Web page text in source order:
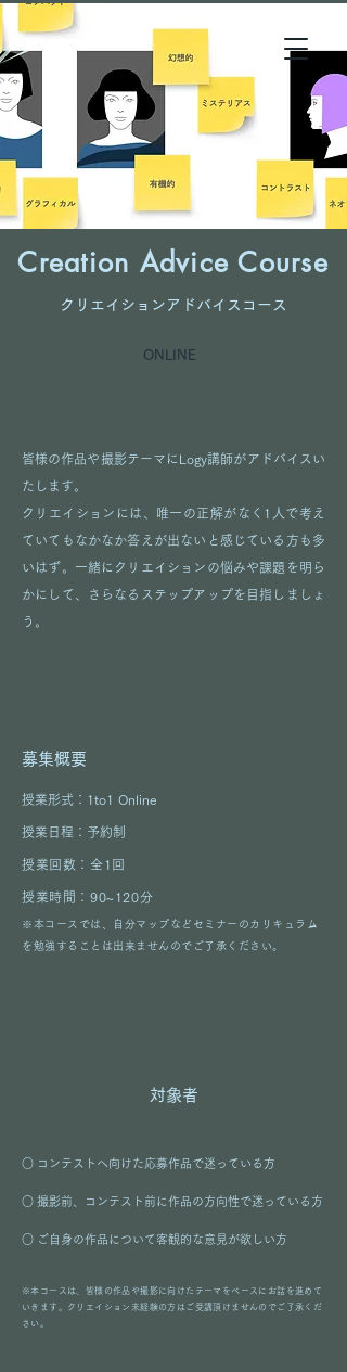
Creation Advice Course
​クリエイションアドバイスコース
ONLINE
皆様の作品や撮影テーマにLogy講師がアドバイスい
たします。
クリエイションには、唯一の正解がなく1人で考え
ていてもなかなか答えが出ないと感じている方も多
いはず。一緒にクリエイションの悩みや課題を明ら
かにして、さらなるステップアップを目指しましょ
う。
​募集概要
​授業形式：1to1 Online​
​授業日程：予約制
授業回数：全1回
​授業時間：90~120分
​​※本コースでは、自分マップなどセミナーのカリキュラム
を勉強することは出来ませんのでご了承ください。
対象者
○ コンテストへ向けた応募作品で迷っている方
○ 撮影前、コンテスト前に作品の方向性で迷っている方​​
​○ ご自身の作品について客観的な意見が欲しい方
※本コースは、皆様の作品や撮影に向けたテーマをベースにお話を進めて
いきます。クリエイション未経験の方はご受講頂けませんのでご了承くだ
さい。